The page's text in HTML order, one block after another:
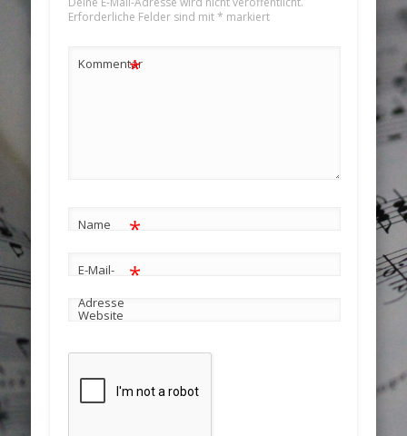
Erforderliche Felder sind mit* markiert
Kommentar
*
Name *
E-Mail-
Adresse
*
Website